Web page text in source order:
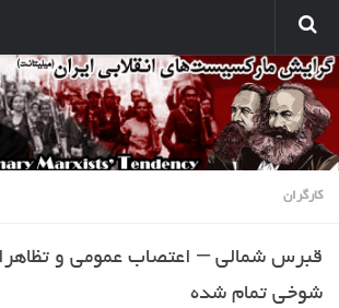
انتشارات
نشریه کارگر میلیتانت
نشر میلیتانت
صدای مارکسیستهای انقلابی
آرشیو مارکسیست ها در اینترنت
کارگران
قبرس شمالی – اعتصاب عمومی و
شوخی تمام‌ شده